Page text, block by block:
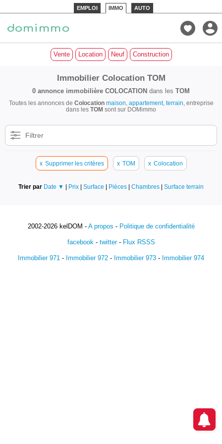
EMPLOI IMMO AUTO
Vente Location Neuf Construction
Immobilier Colocation TOM
0 annonce immobilière COLOCATION dans les TOM
Toutes les annonces de Colocation maison appartement, terrain , entreprise
dans les TOM sont sur DOMimmo
Filtrer
x Supprimer les critères x TOM x Colocation
Trier par Date ▼ | Prix | Surface | Pièces | Chambres | Surface terrain
2002-2026 kelDOM - A propos - Politique de confidentialité
facebook- twitter- Flux RSSS
Immobilier 971 - Immobilier 972 - Immobilier 973 - Immobilier 974